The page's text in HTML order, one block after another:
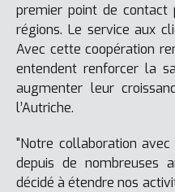
premier point de
régions. Le service aux
Avec cette coopération
entendent renforcer la
augmenter leur
l’Autriche.
"Notre collaboration
depuis de nombreuses
décidé à étendre nos